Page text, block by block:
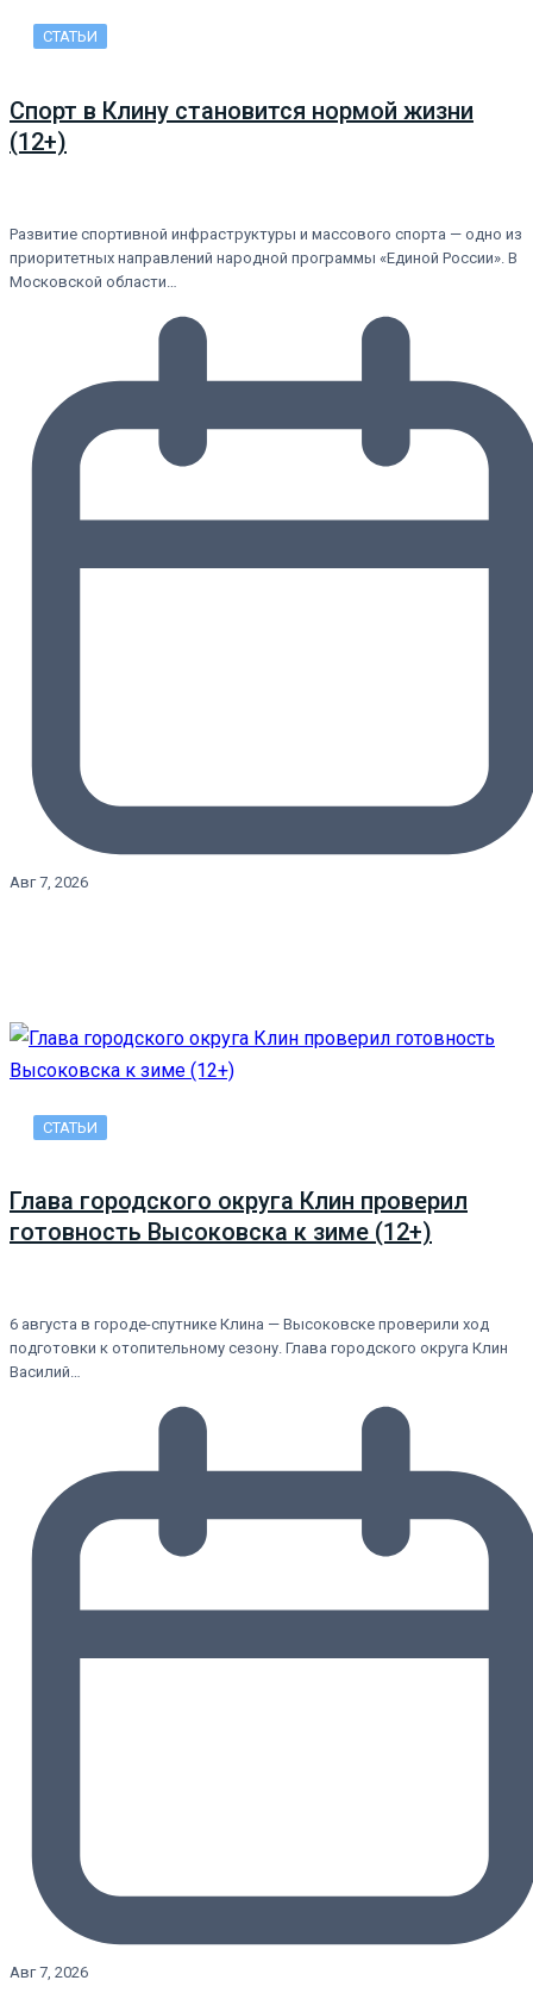
СТАТЬИ
Спорт в Клину становится нормой жизни
(12+)
Развитие спортивной инфраструктуры и массового спорта — одно из
приоритетных направлений народной программы «Единой России». В
Московской области…
Авг 7, 2026
СТАТЬИ
Глава городского округа Клин проверил
готовность Высоковска к зиме (12+)
6 августа в городе-спутнике Клина — Высоковске проверили ход
подготовки к отопительному сезону. Глава городского округа Клин
Василий…
Авг 7, 2026